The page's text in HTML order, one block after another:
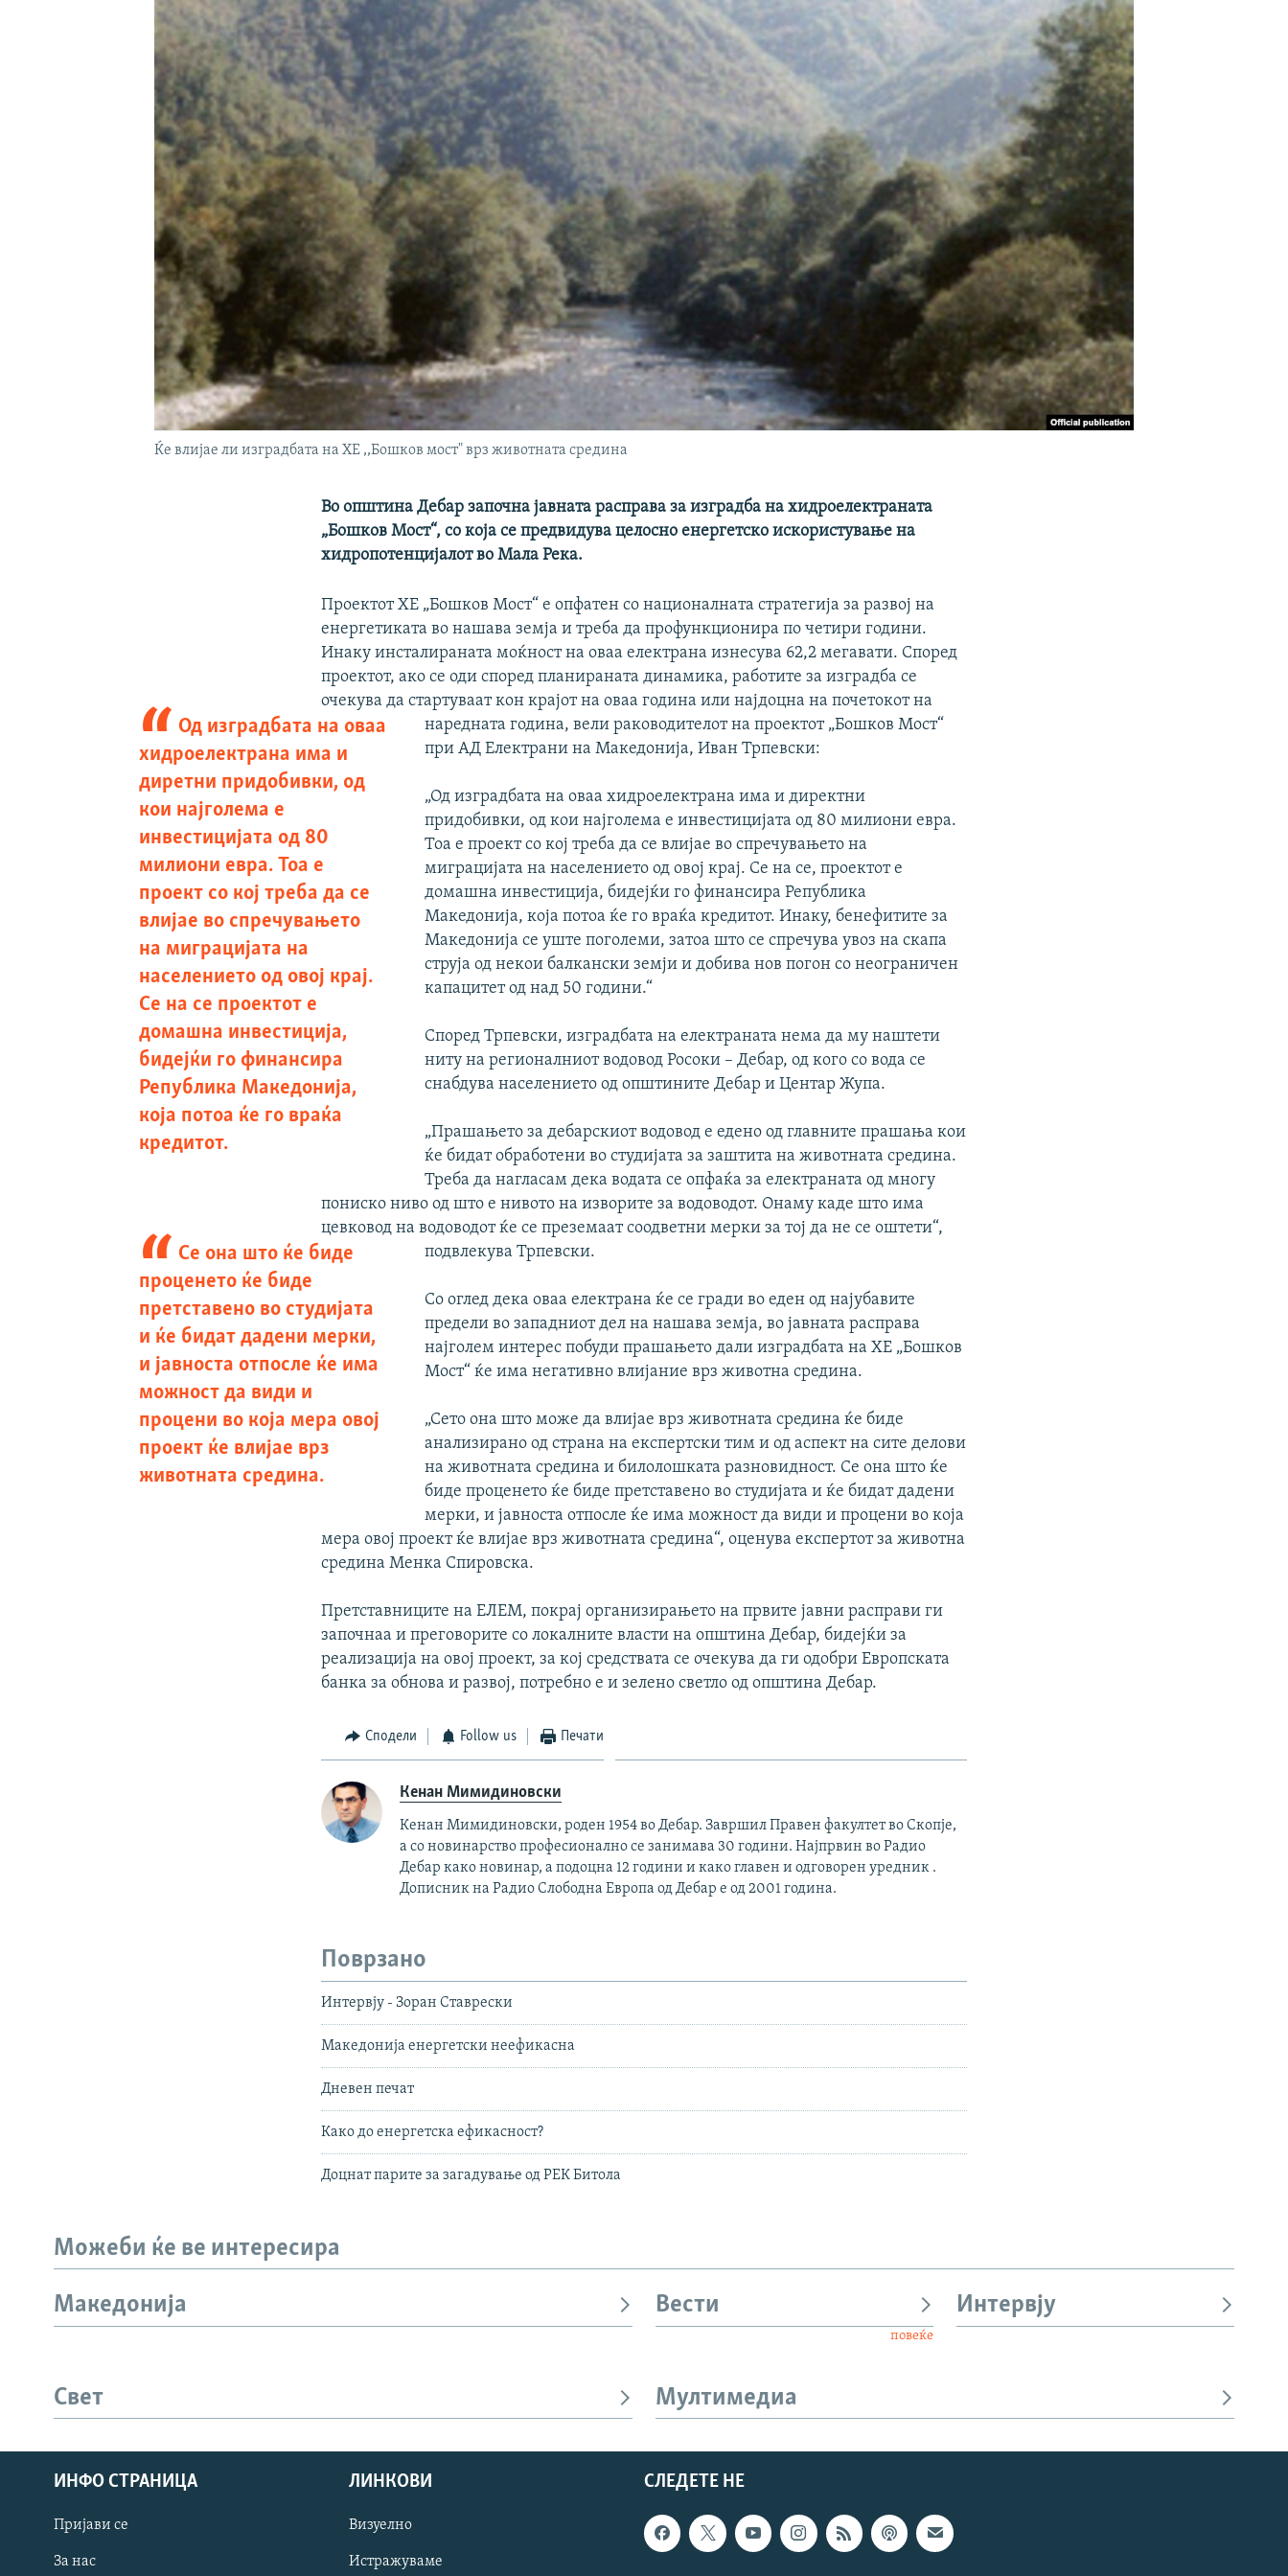
СЛЕДЕТЕ НЕ
Ќе влијае ли изградбата на ХЕ ,,Бошков мост" врз животната средина
Во општина Дебар започна јавната расправа за изградба на хидроелектраната
„Бошков Мост“, со која се предвидува целосно енергетско искористување на
хидропотенцијалот во Мала Река.
Проектот ХЕ „Бошков Мост“ е опфатен со националната стратегија за развој на
енергетиката во нашава земја и треба да профункционира по четири години.
Инаку инсталираната моќност на оваа електрана изнесува 62,2 мегавати. Според
проектот, ако се оди според планираната динамика, работите за изградба се
очекува да стартуваат кон крајот на оваа година или најдоцна на почетокот на
наредната година, вели раководителот на проектот
Од изградбата на оваа
хидроелектрана има и
диретни придобивки, од
кои најголема е
инвестицијата од 80
милиони евра. Тоа е
проект со кој треба да се
влијае во спречувањето
на миграцијата на
населението од овој крај.
Се на се проектот е
домашна инвестиција,
бидејќи го финансира
Република Македонија,
која потоа ќе го враќа
кредитот.
„Бошков Мост“
при АД Електрани на Македонија, Иван Трпевски:
„Од изградбата на оваа хидроелектрана има и директни
придобивки, од кои најголема е инвестицијата од 80 милиони евра.
Тоа е проект со кој треба да се влијае во спречувањето на
миграцијата на населението од овој крај. Се на се, проектот е
домашна инвестиција, бидејќи го финансира Република
Македонија, која потоа ќе го враќа кредитот. Инаку, бенефитите за
Македонија се уште поголеми, затоа што се спречува увоз на скапа
струја од некои балкански земји и добива нов погон со неограничен
капацитет од над 50 години.“
Според Трпевски, изградбата на електраната нема да му наштети
ниту на регионалниот водовод Росоки – Дебар, од кого со вода се
снабдува населението од општините Дебар и Центар Жупа.
„Прашањето за дебарскиот водовод е едено од главните прашања кои
ќе бидат обработени во студијата за заштита на животната средина.
Треба да нагласам дека водата се опфаќа за електраната од многу
пониско ниво од што е нивото на изворите за водоводот. Онаму каде што има
цевковод на водоводот ќе се преземаат соодветни мерки за тој да не се оштети“,
Се она што ќе биде
проценето ќе биде
претставено во студијата
и ќе бидат дадени мерки,
и јавноста отпосле ќе има
можност да види и
процени во која мера овој
проект ќе влијае врз
животната средина.
подвлекува Трпевски.
Со оглед дека оваа електрана ќе се гради во еден од најубавите
предели во западниот дел на нашава земја, во јавната расправа
најголем интерес побуди прашањето дали изградбата на ХЕ „Бошков
Мост“ ќе има негативно влијание врз животна средина.
„Сето она што може да влијае врз животната средина ќе биде
анализирано од страна на експертски тим и од аспект на сите делови
на животната средина и билолошката разновидност. Се она што ќе
биде проценето ќе биде претставено во студијата и ќе бидат дадени
мерки, и јавноста отпосле ќе има можност да види и процени во која
мера овој проект ќе влијае врз животната средина“, оценува експертот за животна
средина Менка Спировска.
Претставниците на ЕЛЕМ, покрај организирањето на првите јавни расправи ги
започнаа и преговорите со локалните власти на општина Дебар, бидејќи за
реализација на овој проект, за кој средствата се очекува да ги одобри Европската
банка за обнова и развој, потребно е и зелено светло од општина Дебар.
Сподели Follow us Печати
Кенан Мимидиновски
Кенан Мимидиновски, роден 1954 во Дебар. Завршил Правен факултет во Скопје,
а со новинарство професионално се занимава 30 години. Најпрвин во Радио
Дебар како новинар, а подоцна 12 години и како главен и одговорен уредник .
Дописник на Радио Слободна Европа од Дебар е од 2001 година.
Поврзано
Интервју - Зоран Ставрески
Македонија енергетски неефикасна
Дневен печат
Како до енергетска ефикасност?
Доцнат парите за загадување од РЕК Битола
Можеби ќе ве интересира
Македонија Вести
повеќе
Интервју
Свет Мултимедиа
СЛЕДЕТЕ НЕ
ИНФО СТРАНИЦА
Пријави се
За нас
ЛИНКОВИ
Визуелно
Истражуваме